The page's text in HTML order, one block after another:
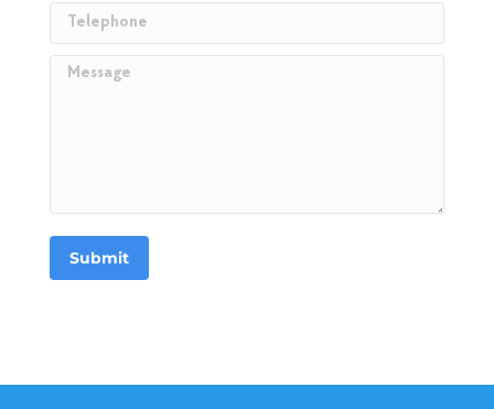
Telephone
Message
Submit